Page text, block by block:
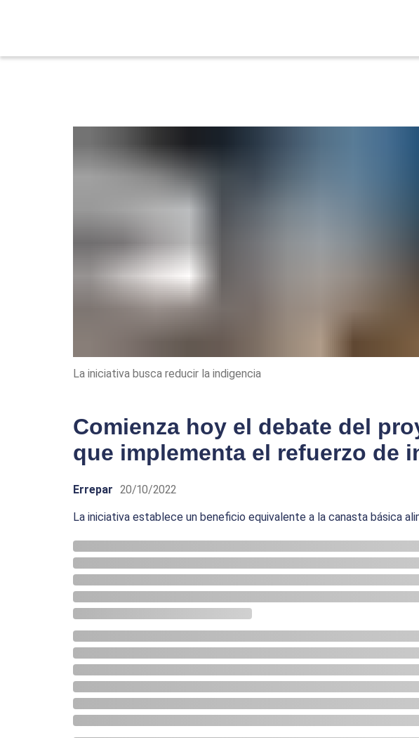
La iniciativa busca reducir la indigencia
Comienza hoy el debate del
que implementa el refuerzo de
Errepar 20/10/2022
La iniciativa establece un beneficio equivalente a la canasta básica